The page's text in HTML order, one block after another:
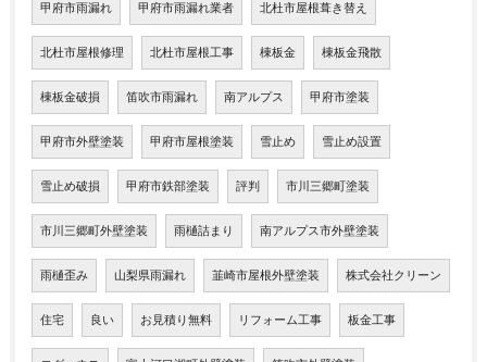
甲府市雨漏れ 甲府市雨漏れ業者 北杜市屋根葺き替え
北杜市屋根修理 北杜市屋根工事 棟板金 棟板金飛散
棟板金破損 笛吹市雨漏れ 南アルプス 甲府市塗装
甲府市外壁塗装 甲府市屋根塗装 雪止め 雪止め設置
雪止め破損 甲府市鉄部塗装 評判 市川三郷町塗装
市川三郷町外壁塗装 雨樋詰まり 南アルプス市外壁塗装
雨樋歪み 山梨県雨漏れ 韮崎市屋根外壁塗装 株式会社クリーン
住宅 良い お見積り無料 リフォーム工事 板金工事